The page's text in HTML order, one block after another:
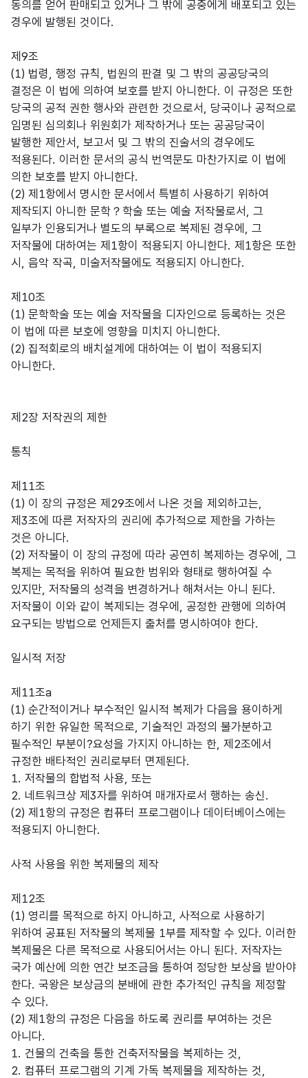
동의를 얻어 판매되고 있거나 그 밖에 공중에게 배포되고 있는
경우에 발행된 것이다.
제9조
(1) 법령, 행정 규칙, 법원의 판결 및 그 밖의 공공당국의
결정은 이 법에 의하여 보호를 받지 아니한다. 이 규정은 또한
당국의 공적 권한 행사와 관련한 것으로서, 당국이나 공적으로
임명된 심의회나 위원회가 제작하거나 또는 공공당국이
발행한 제안서, 보고서 및 그 밖의 진술서의 경우에도
적용된다. 이러한 문서의 공식 번역문도 마찬가지로 이 법에
의한 보호를 받지 아니한다.
(2) 제1항에서 명시한 문서에서 특별히 사용하기 위하여
제작되지 아니한 문학？학술 또는 예술 저작물로서, 그
일부가 인용되거나 별도의 부록으로 복제된 경우에, 그
저작물에 대하여는 제1항이 적용되지 아니한다. 제1항은 또한
시, 음악 작곡, 미술저작물에도 적용되지 아니한다.
제10조
(1) 문학학술 또는 예술 저작물을 디자인으로 등록하는 것은
이 법에 따른 보호에 영향을 미치지 아니한다.
(2) 집적회로의 배치설계에 대하여는 이 법이 적용되지
아니한다.
제2장 저작권의 제한
통칙
제11조
(1) 이 장의 규정은 제29조에서 나온 것을 제외하고는,
제3조에 따른 저작자의 권리에 추가적으로 제한을 가하는
것은 아니다.
(2) 저작물이 이 장의 규정에 따라 공연히 복제하는 경우에, 그
복제는 목적을 위하여 필요한 범위와 형태로 행하여질 수
있지만, 저작물의 성격을 변경하거나 해쳐서는 아니 된다.
저작물이 이와 같이 복제되는 경우에, 공정한 관행에 의하여
요구되는 방법으로 언제든지 출처를 명시하여야 한다.
일시적 저장
제11조a
(1) 순간적이거나 부수적인 일시적 복제가 다음을 용이하게
하기 위한 유일한 목적으로, 기술적인 과정의 불가분하고
필수적인 부분이?요성을 가지지 아니하는 한, 제2조에서
규정한 배타적인 권리로부터 면제된다.
1. 저작물의 합법적 사용, 또는
2. 네트워크상 제3자를 위하여 매개자로서 행하는 송신.
(2) 제1항의 규정은 컴퓨터 프로그램이나 데이터베이스에는
적용되지 아니한다.
사적 사용을 위한 복제물의 제작
제12조
(1) 영리를 목적으로 하지 아니하고, 사적으로 사용하기
위하여 공표된 저작물의 복제물 1부를 제작할 수 있다. 이러한
복제물은 다른 목적으로 사용되어서는 아니 된다. 저작자는
국가 예산에 의한 연간 보조금을 통하여 정당한 보상을 받아야
한다. 국왕은 보상금의 분배에 관한 추가적인 규칙을 제정할
수 있다.
(2) 제1항의 규정은 다음을 하도록 권리를 부여하는 것은
아니다.
1. 건물의 건축을 통한 건축저작물을 복제하는 것,
2. 컴퓨터 프로그램의 기계 가독 복제물을 제작하는 것,